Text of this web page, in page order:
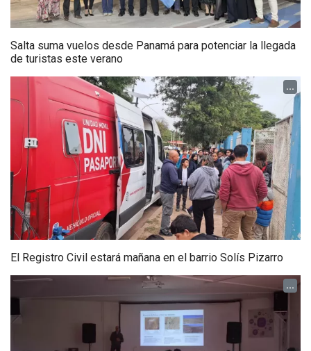
Salta suma vuelos desde Panamá para potenciar la llegada
de turistas este verano
...
El Registro Civil estará mañana en el barrio Solís Pizarro
...